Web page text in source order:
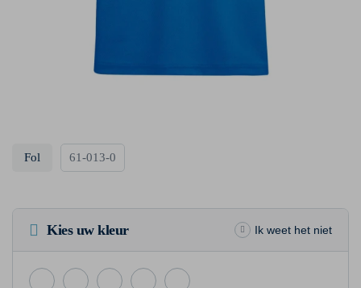
Fol 61-013-0
Kies uw kleur Ik weet het niet